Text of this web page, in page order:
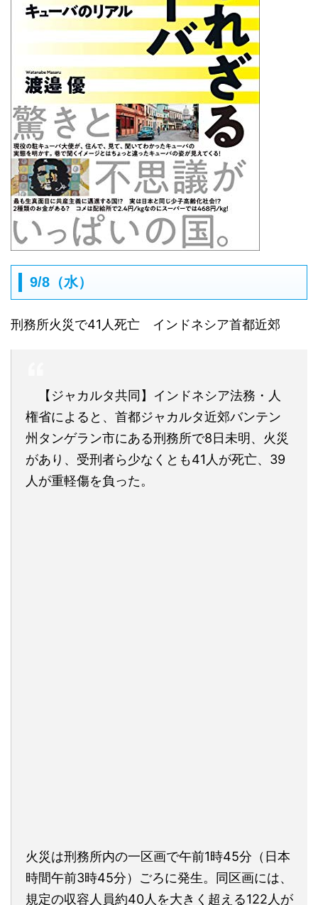
9/8（水）
刑務所火災で41人死亡 インドネシア首都近郊
【ジャカルタ共同】インドネシア法務・人
権省によると、首都ジャカルタ近郊バンテン
州タンゲラン市にある刑務所で8日未明、火災
があり、受刑者ら少なくとも41人が死亡、39
人が重軽傷を負った。
火災は刑務所内の一区画で午前1時45分（日本
時間午前3時45分）ごろに発生。同区画には、
規定の収容人員約40人を大きく超える122人が